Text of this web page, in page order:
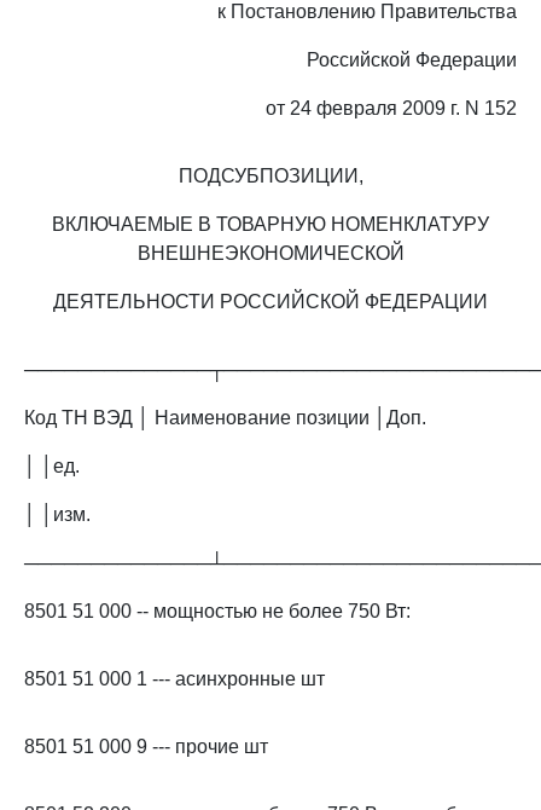
к Постановлению Правительства
Российской Федерации
от 24 февраля 2009 г. N 152
ПОДСУБПОЗИЦИИ,
ВКЛЮЧАЕМЫЕ В ТОВАРНУЮ НОМЕНКЛАТУРУ
ВНЕШНЕЭКОНОМИЧЕСКОЙ
ДЕЯТЕЛЬНОСТИ РОССИЙСКОЙ ФЕДЕРАЦИИ
Код ТН ВЭД │ Наименование позиции │Доп.
│ │ед.
│ │изм.
8501 51 000 -- мощностью не более 750 Вт:
8501 51 000 1 --- асинхронные шт
8501 51 000 9 --- прочие шт